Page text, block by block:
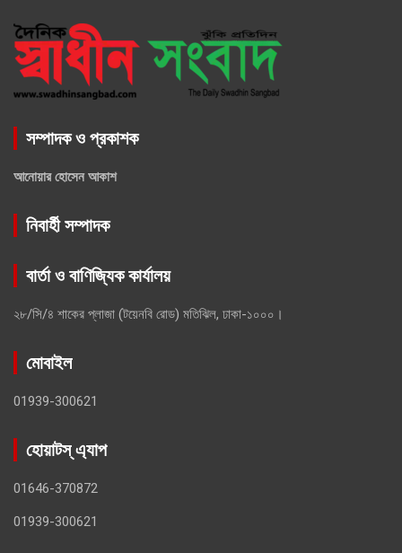
সম্পাদক ও প্রকাশক
আনোয়ার হোসেন আকাশ
নিবার্হী সম্পাদক
বার্তা ও বাণিজ্যিক কার্যালয়
২৮/সি/৪ শাকের প্লাজা (টয়েনবি রোড) মতিঝিল, ঢাকা-১০০০।
মোবাইল
01939-300621
হোয়াটস্ এ্যাপ
01646-370872
01939-300621